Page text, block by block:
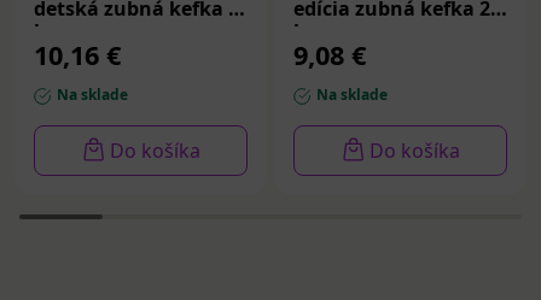
detská zubná kefka 2
ks
10,16 €
Na sklade
Do košíka
edícia zubná kefka 2
ks
9,08 €
Na sklade
Do košíka